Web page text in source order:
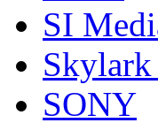
SI
SONY